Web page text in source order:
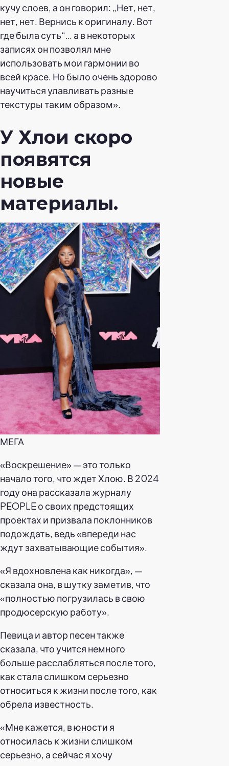
кучу слоев, а он говорил: „Нет, нет,
нет, нет. Вернись к оригиналу. Вот
где была суть“… а в некоторых
записях он позволял мне
использовать мои гармонии во
всей красе. Но было очень здорово
научиться улавливать разные
текстуры таким образом».
У Хлои скоро
появятся
новые
материалы.
МЕГА
«Воскрешение» — это только
начало того, что ждет Хлою. В 2024
году она рассказала журналу
PEOPLE о своих предстоящих
проектах и призвала поклонников
подождать, ведь «впереди нас
ждут захватывающие события».
«Я вдохновлена как никогда», —
сказала она, в шутку заметив, что
«полностью погрузилась в свою
продюсерскую работу».
Певица и автор песен также
сказала, что учится немного
больше расслабляться после того,
как стала слишком серьезно
относиться к жизни после того, как
обрела известность.
«Мне кажется, в юности я
относилась к жизни слишком
серьезно, а сейчас я хочу